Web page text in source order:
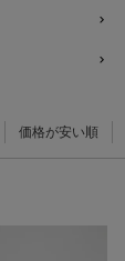
価格が安い順